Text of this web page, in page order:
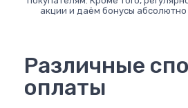
акции и даём бонусы
Различные
оплаты